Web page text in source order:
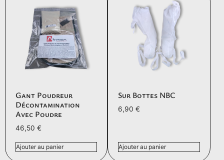
Gant Poudreur
Décontamination
Avec Poudre
46,50 €
Ajouter au panier
Sur Bottes NBC
6,90€
Ajouter au panier